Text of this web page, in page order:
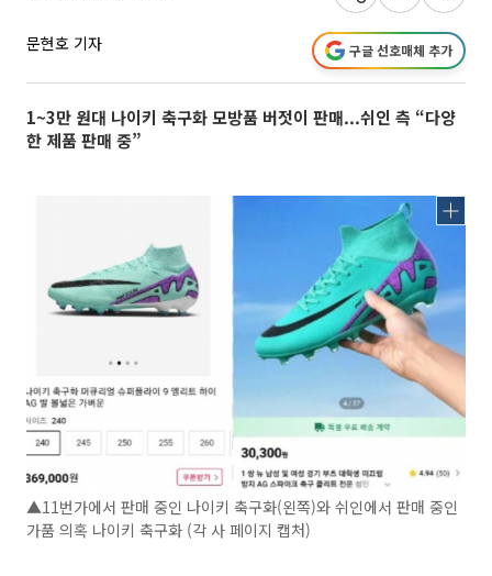
문현호 기자 구글 선호매체 추가
1~3만 원대 나이키 축구화 모방품 버젓이 판매...쉬인 측 “다양
한 제품 판매 중”
▲11번가에서 판매 중인 나이키 축구화(왼쪽)와 쉬인에서 판매 중인
가품 의혹 나이키 축구화 (각 사 페이지 캡처)